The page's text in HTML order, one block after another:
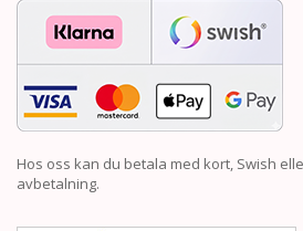
Hos oss kan du betala med kort, Swish
avbetalning.